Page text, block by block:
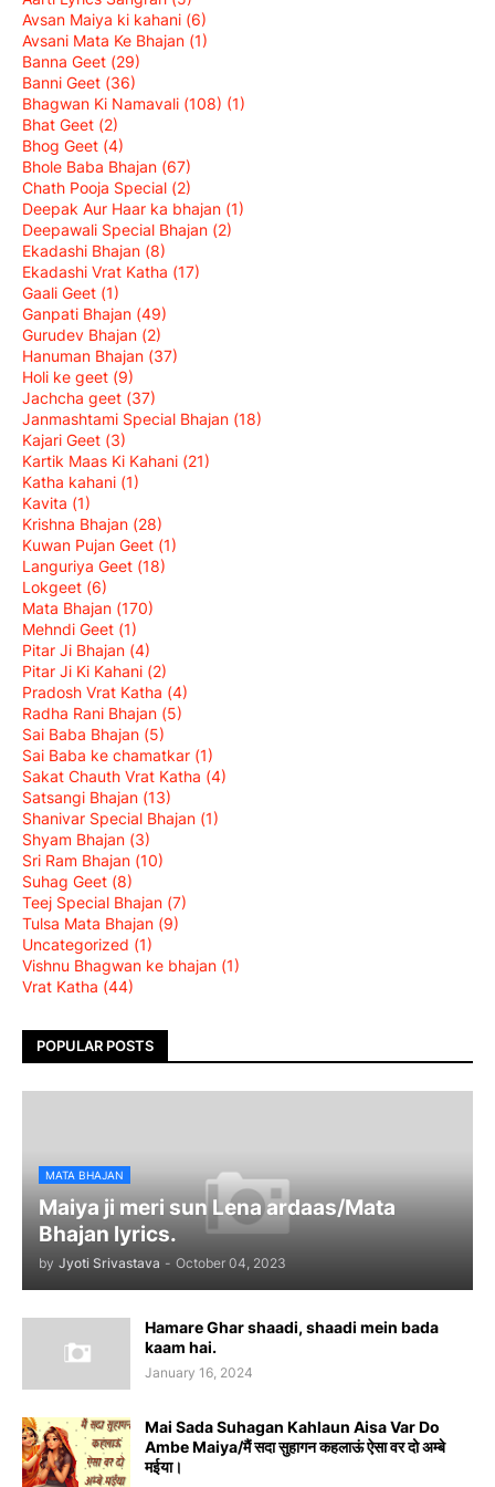
Avsan Maiya ki kahani (6)
Avsani Mata Ke Bhajan (1)
Banna Geet (29)
Banni Geet (36)
Bhagwan Ki Namavali (108) (1)
Bhat Geet (2)
Bhog Geet (4)
Bhole Baba Bhajan (67)
Chath Pooja Special (2)
Deepak Aur Haar ka bhajan (1)
Deepawali Special Bhajan (2)
Ekadashi Bhajan (8)
Ekadashi Vrat Katha (17)
Gaali Geet (1)
Ganpati Bhajan (49)
Gurudev Bhajan (2)
Hanuman Bhajan (37)
Holi ke geet (9)
Jachcha geet (37)
Janmashtami Special Bhajan (18)
Kajari Geet (3)
Kartik Maas Ki Kahani (21)
Katha kahani (1)
Kavita (1)
Krishna Bhajan (28)
Kuwan Pujan Geet (1)
Languriya Geet (18)
Lokgeet (6)
Mata Bhajan (170)
Mehndi Geet (1)
Pitar Ji Bhajan (4)
Pitar Ji Ki Kahani (2)
Pradosh Vrat Katha (4)
Radha Rani Bhajan (5)
Sai Baba Bhajan (5)
Sai Baba ke chamatkar (1)
Sakat Chauth Vrat Katha (4)
Satsangi Bhajan (13)
Shanivar Special Bhajan (1)
Shyam Bhajan (3)
Sri Ram Bhajan (10)
Suhag Geet (8)
Teej Special Bhajan (7)
Tulsa Mata Bhajan (9)
Uncategorized (1)
Vishnu Bhagwan ke bhajan (1)
Vrat Katha (44)
POPULAR POSTS
MATA BHAJAN
Maiya ji meri sun Lena ardaas/Mata
Bhajan lyrics.
by Jyoti Srivastava - October 04, 2023
Hamare Ghar shaadi, shaadi mein bada
kaam hai.
January 16, 2024
Mai Sada Suhagan Kahlaun Aisa Var Do
Ambe Maiya/मैं सदा सुहागन कहलाऊं ऐसा वर दो अम्बे
मईया।